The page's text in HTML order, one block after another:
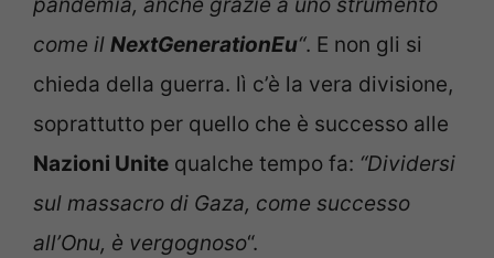
come il NextGenerationEu“. E non gli si
chieda della guerra. lì c’è la vera divisione,
soprattutto per quello che è successo alle
Nazioni Unite qualche tempo fa: “Dividersi
sul massacro di Gaza, come successo
all’Onu, è vergognoso“.